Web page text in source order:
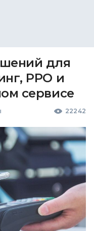
для
РРО и
сервисе
22242